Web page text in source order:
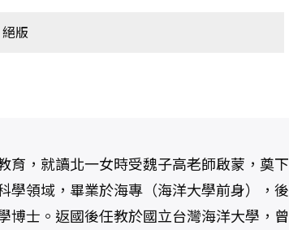
版
育，就讀北一女時受魏子高老師啟蒙，奠下
學領域，畢業於海專（海洋大學前身），後
博士。返國後任教於國立台灣海洋大學，曾